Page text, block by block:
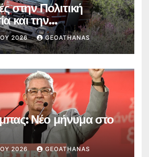
στην Πολιτική
και την
2026 GEOATHANAS
Νέο μήνυμα στο
2026 GEOATHANAS